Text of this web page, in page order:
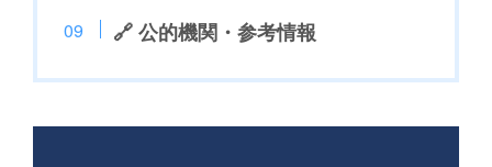
🔗 公的機関・参考情報